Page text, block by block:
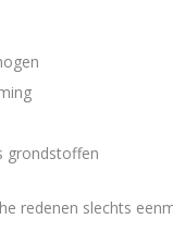
grondstoffen
redenen slechts